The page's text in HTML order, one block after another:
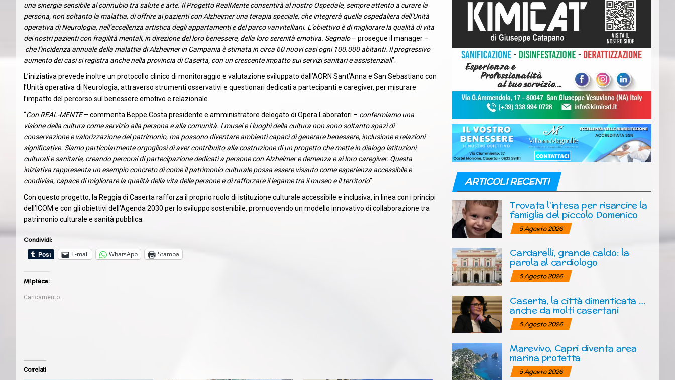
una sinergia sensibile al connubio tra salute e arte. Il Progetto RealMente consentirà al nostro Ospedale, sempre attento a curare la
persona, non soltanto la malattia, di offrire ai pazienti con Alzheimer una terapia speciale, che integrerà quella ospedaliera dell’Unità
operativa di Neurologia, nell’eccellenza artistica degli appartamenti e del parco vanvitelliani. L’obiettivo è di migliorare la qualità di vita
dei nostri pazienti con fragilità mentali, in direzione del loro benessere, della loro serenità emotiva. Segnalo– prosegue il manager –
che l’incidenza annuale della malattia di Alzheimer in Campania è stimata in circa 60 nuovi casi ogni 100.000 abitanti. Il progressivo
aumento dei casi si registra anche nella provincia di Caserta, con un crescente impatto sui servizi sanitari e assistenziali”.
L’iniziativa prevede inoltre un protocollo clinico di monitoraggio e valutazione sviluppato dall’AORN Sant’Anna e San Sebastiano con
l’Unità operativa di Neurologia, attraverso strumenti osservativi e questionari dedicati a partecipanti e caregiver, per misurare
l’impatto del percorso sul benessere emotivo e relazionale.
“Con REAL-MENTE– commenta Beppe Costa presidente e amministratore delegato di Opera Laboratori – confermiamo una
visione della cultura come servizio alla persona e alla comunità. I musei e i luoghi della cultura non sono soltanto spazi di
conservazione e valorizzazione del patrimonio, ma possono diventare ambienti capaci di generare benessere, inclusione e relazioni
significative. Siamo particolarmente orgogliosi di aver contribuito alla costruzione di un progetto che mette in dialogo istituzioni
culturali e sanitarie, creando percorsi di partecipazione dedicati a persone con Alzheimer e demenza e ai loro caregiver. Questa
iniziativa rappresenta un esempio concreto di come il patrimonio culturale possa essere vissuto come esperienza accessibile e
condivisa, capace di migliorare la qualità della vita delle persone e di rafforzare il legame tra il museo e il territorio”.
Con questo progetto, la Reggia di Caserta rafforza il proprio ruolo di istituzione culturale accessibile e inclusiva, in linea con i principi
dell’ICOM e con gli obiettivi dell’Agenda 2030 per lo sviluppo sostenibile, promuovendo un modello innovativo di collaborazione tra
patrimonio culturale e sanità pubblica.
Condividi:
E-mail
WhatsApp Stampa
Mi piace:
Caricamento...
Correlati
ARTICOLI RECENTI
Trovata l’intesa per risarcire la
famiglia del piccolo Domenico
5 Agosto 2026
Cardarelli, grande caldo: la
parola al cardiologo
5 Agosto 2026
Caserta, la città dimenticata …
anche da molti casertani
5 Agosto 2026
Marevivo, Capri diventa area
marina protetta
5 Agosto 2026